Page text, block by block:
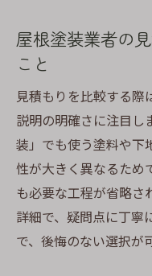
屋根塗装業者の
こと
見積もりを比較する際
説明の明確さに注目し
装」でも使う塗料や下
性が大きく異なるため
も必要な工程が省略さ
詳細で、疑問点に丁寧
で、後悔のない選択が